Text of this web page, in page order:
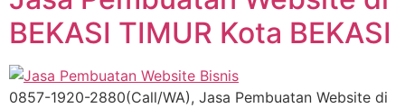
BEKASI TIMUR Kota BEKASI
0857-1920-2880(Call/WA), Jasa Pembuatan Website di